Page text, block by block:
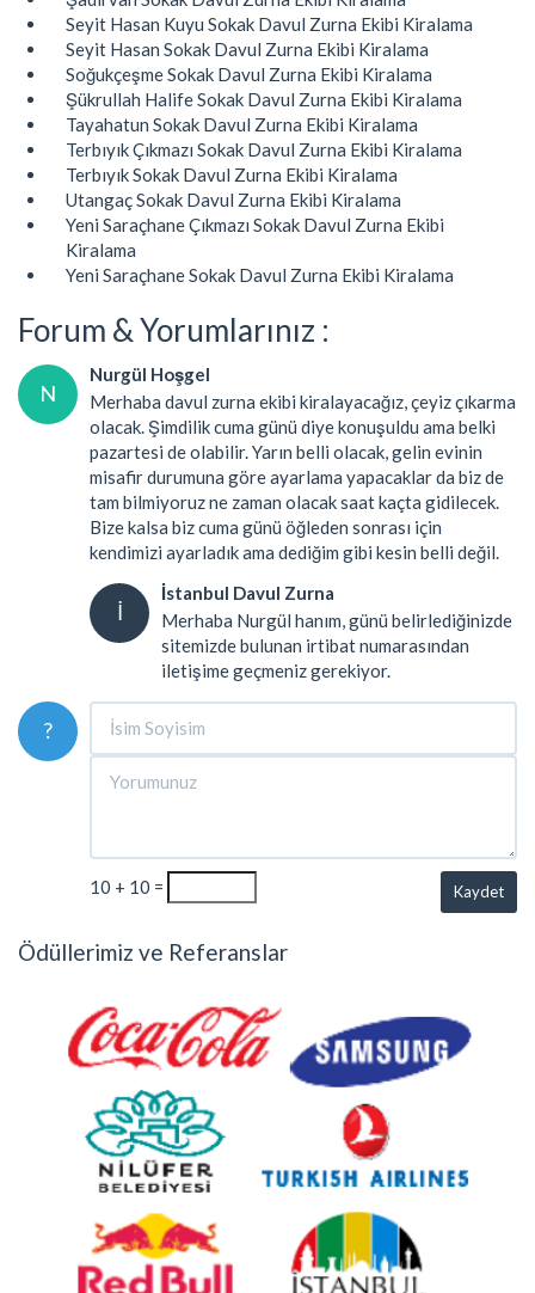
Seyit Hasan Kuyu Sokak Davul Zurna Ekibi Kiralama
Seyit Hasan Sokak Davul Zurna Ekibi Kiralama
Soğukçeşme Sokak Davul Zurna Ekibi Kiralama
Şükrullah Halife Sokak Davul Zurna Ekibi Kiralama
Tayahatun Sokak Davul Zurna Ekibi Kiralama
Terbıyık Çıkmazı Sokak Davul Zurna Ekibi Kiralama
Terbıyık Sokak Davul Zurna Ekibi Kiralama
Utangaç Sokak Davul Zurna Ekibi Kiralama
Yeni Saraçhane Çıkmazı Sokak Davul Zurna Ekibi
Kiralama
Yeni Saraçhane Sokak Davul Zurna Ekibi Kiralama
Forum & Yorumlarınız :
N
Nurgül Hoşgel
Merhaba davul zurna ekibi kiralayacağız, çeyiz çıkarma
olacak. Şimdilik cuma günü diye konuşuldu ama belki
pazartesi de olabilir. Yarın belli olacak, gelin evinin
misafir durumuna göre ayarlama yapacaklar da biz de
tam bilmiyoruz ne zaman olacak saat kaçta gidilecek.
Bize kalsa biz cuma günü öğleden sonrası için
kendimizi ayarladık ama dediğim gibi kesin belli değil.
İ
İstanbul Davul Zurna
Merhaba Nurgül hanım, günü belirlediğinizde
sitemizde bulunan irtibat numarasından
iletişime geçmeniz gerekiyor.
?
10 + 10 = Kaydet
Ödüllerimiz ve Referanslar